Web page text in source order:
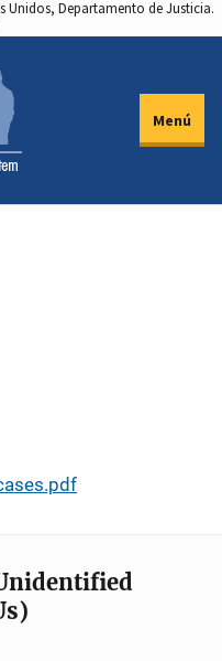
Unidos, Departamento de Justicia.
Menú